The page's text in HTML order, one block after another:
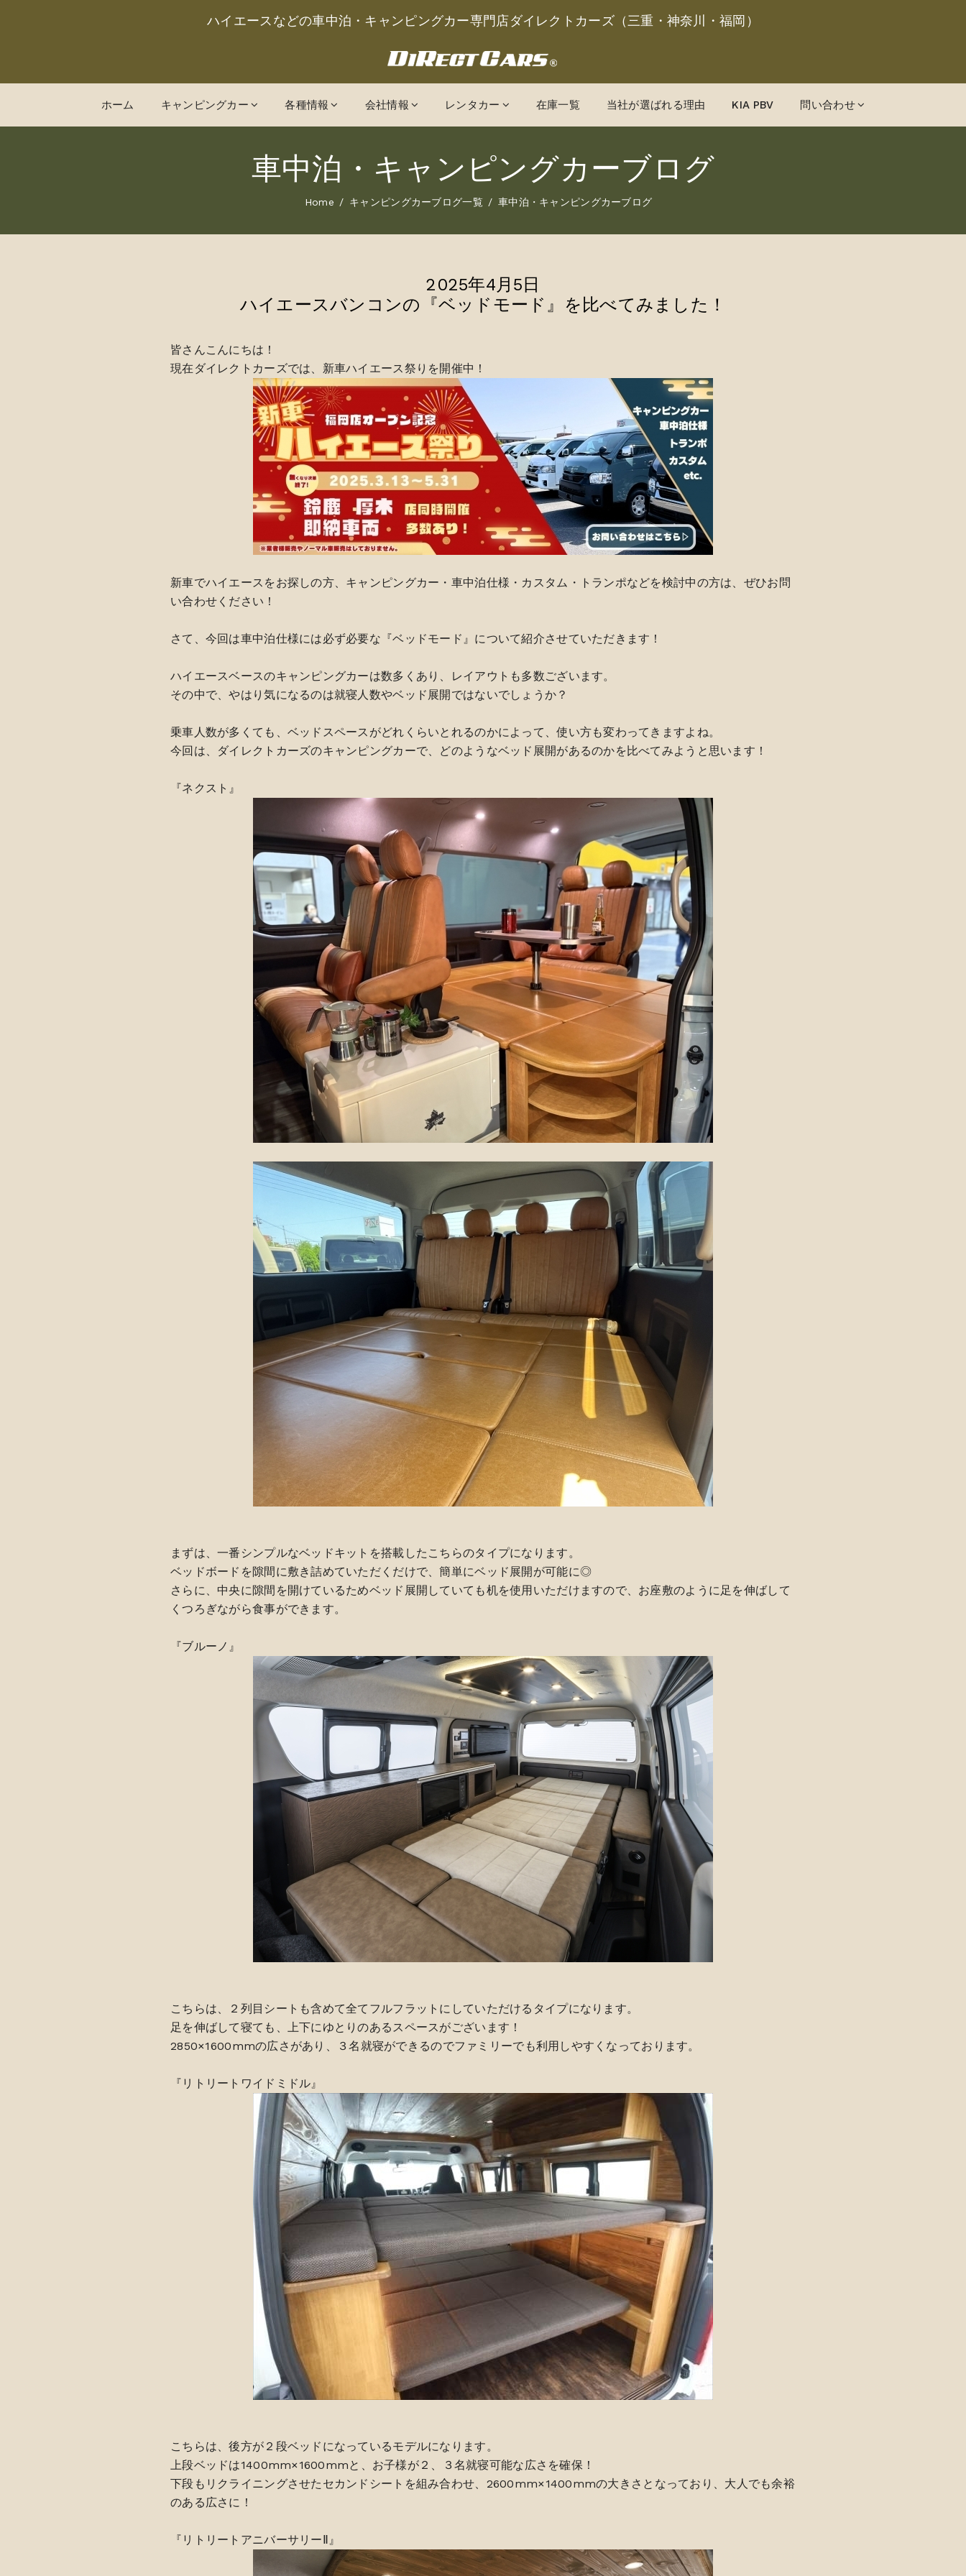
ハイエースなどの車中泊・キャンピングカー専門店ダイレクトカーズ（三重・神奈川・福岡）
ホーム キャンピングカー 各種情報 会社情報 レンタカー 在庫一覧 当社が選ばれる理由 KIA PBV 問い合わせ
車中泊・キャンピングカーブログ
Home キャンピングカーブログ一覧 車中泊・キャンピングカーブログ
2025年4月5日
ハイエースバンコンの『ベッドモード』を比べてみました！
皆さんこんにちは！
現在ダイレクトカーズでは、新車ハイエース祭りを開催中！
新車でハイエースをお探しの方、キャンピングカー・車中泊仕様・カスタム・トランポなどを検討中の方は、ぜひお問
い合わせください！
さて、今回は車中泊仕様には必ず必要な『ベッドモード』について紹介させていただきます！
ハイエースベースのキャンピングカーは数多くあり、レイアウトも多数ございます。
その中で、やはり気になるのは就寝人数やベッド展開ではないでしょうか？
乗車人数が多くても、ベッドスペースがどれくらいとれるのかによって、使い方も変わってきますよね。
今回は、ダイレクトカーズのキャンピングカーで、どのようなベッド展開があるのかを比べてみようと思います！
『ネクスト』
まずは、一番シンプルなベッドキットを搭載したこちらのタイプになります。
ベッドボードを隙間に敷き詰めていただくだけで、簡単にベッド展開が可能に◎
さらに、中央に隙間を開けているためベッド展開していても机を使用いただけますので、お座敷のように足を伸ばして
くつろぎながら食事ができます。
『ブルーノ』
こちらは、２列目シートも含めて全てフルフラットにしていただけるタイプになります。
足を伸ばして寝ても、上下にゆとりのあるスペースがございます！
2850×1600mmの広さがあり、３名就寝ができるのでファミリーでも利用しやすくなっております。
『リトリートワイドミドル』
こちらは、後方が２段ベッドになっているモデルになります。
上段ベッドは1400mm×1600mmと、お子様が２、３名就寝可能な広さを確保！
下段もリクライニングさせたセカンドシートを組み合わせ、2600mm×1400mmの大きさとなっており、大人でも余裕
のある広さに！
『リトリートアニバーサリーⅡ』